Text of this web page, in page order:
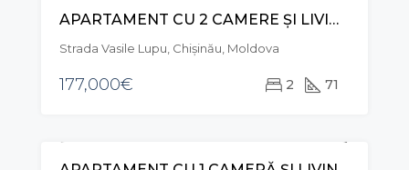
VÂNZARE
APARTAMENT CU 2 CAMERE ȘI LIVING, STR. VASILE LUPU, BUIUCANI
Strada Vasile Lupu, Chișinău, Moldova
177,000€ 2 71